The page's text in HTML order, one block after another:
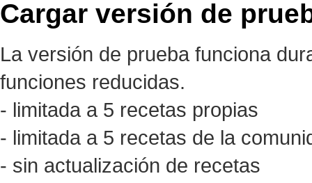
Cargar versión de
La versión de prueba funciona
funciones reducidas.
- limitada a 5 recetas propias
- limitada a 5 recetas de la
- sin actualización de recetas